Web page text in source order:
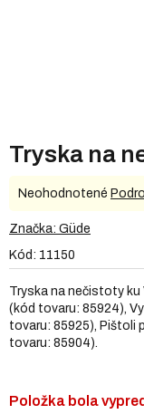
Tryska na
Kód: 11150
Položka bola
Tryska na nečistoty
(kód tovaru: 85924),
tovaru: 85925), Pištoli
tovaru: 85904).
Priemerné
produktu
0,0
5
hviezdičiek.
Neohodnotené
Značka: Güde